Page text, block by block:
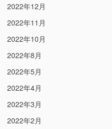
2022年12月
2022年11月
2022年10月
2022年8月
2022年5月
2022年4月
2022年3月
2022年2月